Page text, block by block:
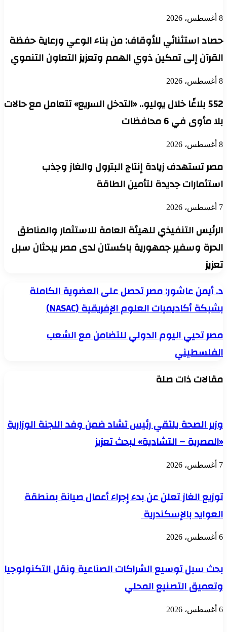
8 أغسطس، 2026
حصاد استثنائي للأوقاف: من بناء الوعي ورعاية حفظة
القرآن إلى تمكين ذوي الهمم وتعزيز التعاون التنموي
8 أغسطس، 2026
552 بلاغًا خلال يوليو.. «التدخل السريع» تتعامل مع حالات
بلا مأوى في 6 محافظات
8 أغسطس، 2026
مصر تستهدف زيادة إنتاج البترول والغاز وجذب
استثمارات جديدة لتأمين الطاقة
7 أغسطس، 2026
الرئيس التنفيذي للهيئة العامة للاستثمار والمناطق
الحرة وسفير جمهورية باكستان لدى مصر يبحثان سبل
تعزيز
د.
أيمن
عاشور:
مصر
على
الكاملة
أكاديميات
العلوم
د. أيمن عاشور: مصر تحصل على العضوية الكاملة
بشبكة أكاديميات العلوم الإفريقية (NASAC)
تحيي
اليوم
مع
مصر تحيي اليوم الدولي للتضامن مع الشعب
الفلسطيني
مقالات ذات صلة
وزير الصحة يلتقي رئيس تشاد ضمن وفد اللجنة الوزارية
«المصرية – التشادية» لبحث تعزيز
7 أغسطس، 2026
توزيع الغاز تعلن عن بدء إجراء أعمال صيانة بمنطقة
العوايد بالإسكندرية
6 أغسطس، 2026
بحث سبل توسيع الشراكات الصناعية ونقل التكنولوجيا
وتعميق التصنيع المحلي
6 أغسطس، 2026